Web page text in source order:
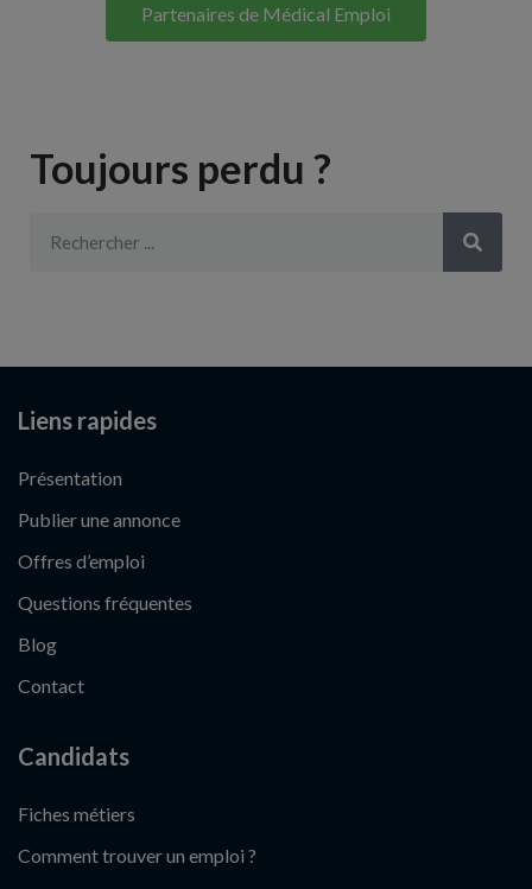
Partenaires de Médical Emploi
Toujours perdu ?
Liens rapides
Présentation
Publier une annonce
Offres d’emploi
Questions fréquentes
Blog
Contact
Candidats
Fiches métiers
Comment trouver un emploi ?